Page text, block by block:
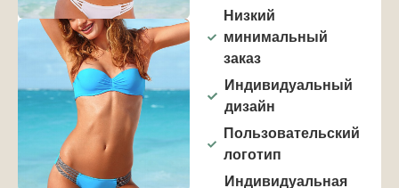
Низкий
минимальный
заказ
Индивидуальный
дизайн
Пользовательский
логотип
Индивидуальная